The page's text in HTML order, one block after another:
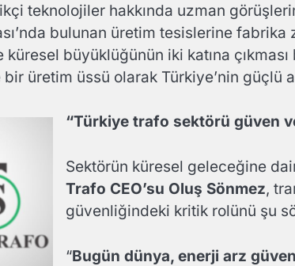
teknolojiler hakkında uzman
bulunan üretim tesislerine
küresel büyüklüğünün iki katına
üretim üssü olarak Türkiye’nin güçlü
“Türkiye trafo sektörü güven
Sektörün küresel geleceğine
Trafo CEO’su Oluş Sönmez,
güvenliğindeki kritik rolünü şu
“Bugün dünya, enerji arz